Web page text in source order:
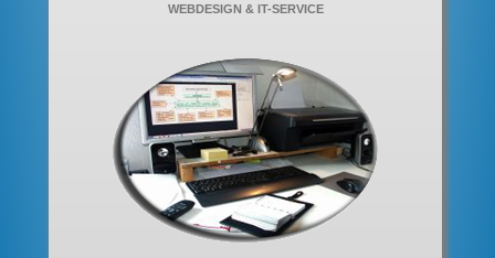
WEBDESIGN & IT-SERVICE